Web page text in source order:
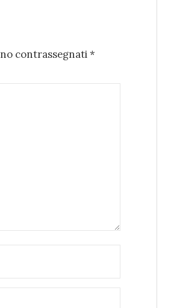
contrassegnati*